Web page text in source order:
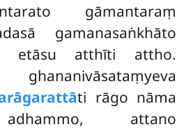
gāmantaraṃ
gamanasaṅkhāto
etāsu atthīti attho.
ghananivāsataṃyeva
ti rāgo nāma
attano